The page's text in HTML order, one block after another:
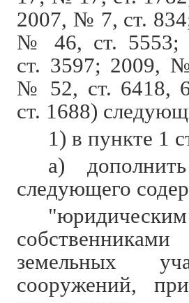
2007, № 7, ст.
№ 46, ст.
ст. 3597; 2009,
№ 52, ст. 6418,
ст. 1688)
1) в пункте 1
а)
следующего
земельных
сооружений,